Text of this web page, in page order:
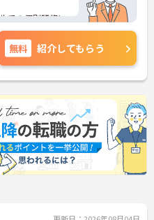
での個別研修に
ニングシステムな
ップできる教育
り、育児休暇取
使える独自の福
活全般を支える
す。
無料 紹介してもらう